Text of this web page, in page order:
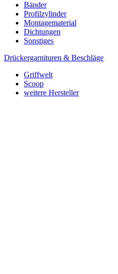
Bänder
Profilzylinder
Montagematerial
Dichtungen
Sonstiges
Drückergarnituren & Beschläge
Griffwelt
Scoop
weitere Hersteller